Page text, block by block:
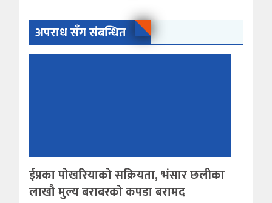
अपराध सँग संबन्धित
ईप्रका पोखरियाको सक्रियता, भंसार छलीका
लाखौ मुल्य बराबरको कपडा बरामद